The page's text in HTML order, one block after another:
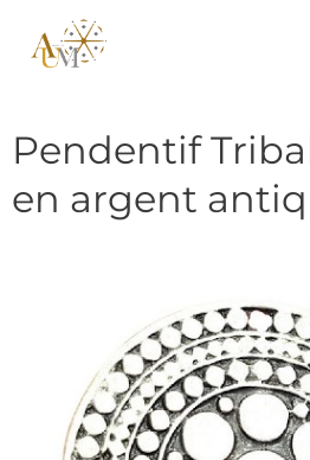
Pendentif
en argent